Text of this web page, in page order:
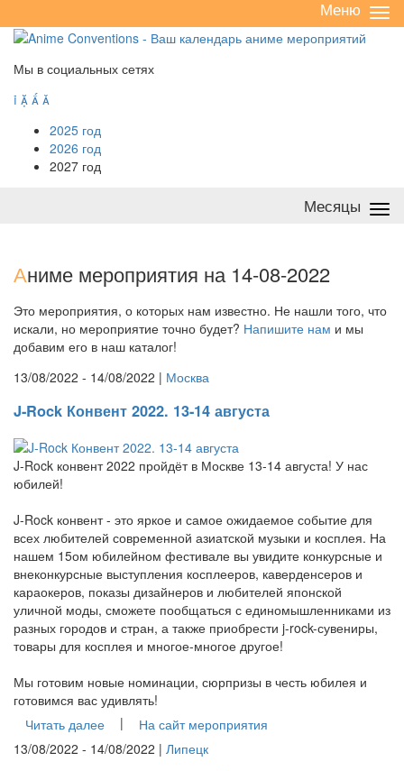
/
Меню
Мы в социальных сетях
   
2025 год
2026 год
2027 год
Месяцы
Аниме мероприятия на 14-08-2022
Это мероприятия, о которых нам известно. Не нашли того, что
искали, но мероприятие точно будет? Напишите нам и мы
добавим его в наш каталог!
13/08/2022 - 14/08/2022 | Москва
J-Rock Конвент 2022. 13-14 августа
J-Rock конвент 2022 пройдёт в Москве 13-14 августа! У нас
юбилей!
J-Rock конвент - это яркое и самое ожидаемое событие для
всех любителей современной азиатской музыки и косплея. На
нашем 15ом юбилейном фестивале вы увидите конкурсные и
внеконкурсные выступления косплееров, каверденсеров и
караокеров, показы дизайнеров и любителей японской
уличной моды, сможете пообщаться с единомышленниками из
разных городов и стран, а также приобрести j-rock-сувениры,
товары для косплея и многое-многое другое!
Мы готовим новые номинации, сюрпризы в честь юбилея и
готовимся вас удивлять!
Читать далее
|
На сайт мероприятия
13/08/2022 - 14/08/2022 | Липецк